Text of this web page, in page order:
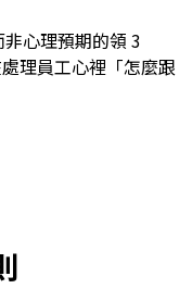
非心理預期的領 3
理員工心裡「怎麼跟